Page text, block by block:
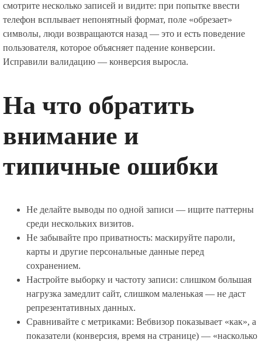
смотрите несколько записей и видите: при попытке ввести
телефон всплывает непонятный формат, поле «обрезает»
символы, люди возвращаются назад — это и есть поведение
пользователя, которое объясняет падение конверсии.
Исправили валидацию — конверсия выросла.
На что обратить
внимание и
типичные ошибки
Не делайте выводы по одной записи — ищите паттерны
среди нескольких визитов.
Не забывайте про приватность: маскируйте пароли,
карты и другие персональные данные перед
сохранением.
Настройте выборку и частоту записи: слишком большая
нагрузка замедлит сайт, слишком маленькая — не даст
репрезентативных данных.
Сравнивайте с метриками: Вебвизор показывает «как», а
показатели (конверсия, время на странице) — «насколько